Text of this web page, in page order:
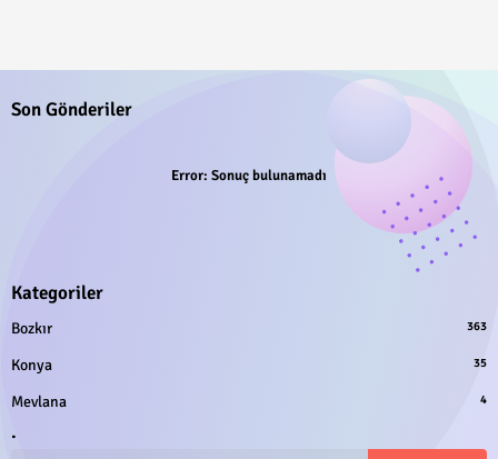
Son Gönderiler
Error: Sonuç bulunamadı
Kategoriler
Bozkır 363
Konya 35
Mevlana 4
.